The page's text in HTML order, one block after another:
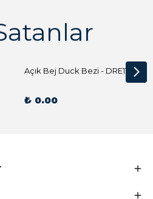
Açık Bej Duck Bezi - DRE1144 Kumaş Peçete
₺ 0.00